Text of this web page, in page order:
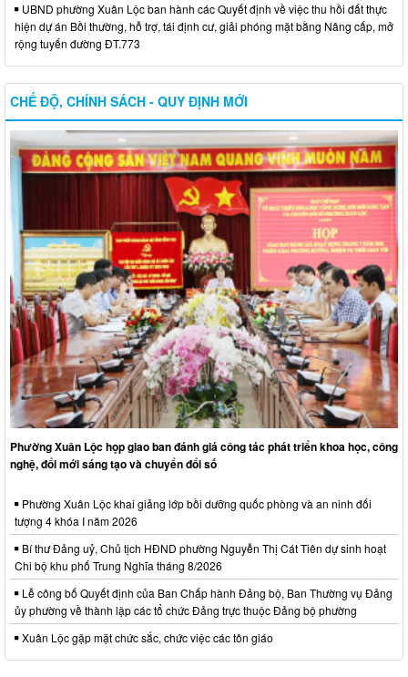
UBND phường Xuân Lộc ban hành các Quyết định về việc thu hồi đất thực
hiện dự án Bồi thường, hỗ trợ, tái định cư, giải phóng mặt bằng Nâng cấp, mở
rộng tuyến đường ĐT.773
CHẾ ĐỘ, CHÍNH SÁCH - QUY ĐỊNH MỚI
Phường Xuân Lộc họp giao ban đánh giá công tác phát triển khoa học, công
nghệ, đổi mới sáng tạo và chuyển đổi số
Phường Xuân Lộc khai giảng lớp bồi dưỡng quốc phòng và an ninh đối
tượng 4 khóa I năm 2026
Bí thư Đảng uỷ, Chủ tịch HĐND phường Nguyễn Thị Cát Tiên dự sinh hoạt
Chi bộ khu phố Trung Nghĩa tháng 8/2026
Lễ công bố Quyết định của Ban Chấp hành Đảng bộ, Ban Thường vụ Đảng
ủy phường về thành lập các tổ chức Đảng trực thuộc Đảng bộ phường
Xuân Lộc gặp mặt chức sắc, chức việc các tôn giáo